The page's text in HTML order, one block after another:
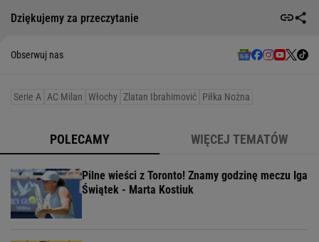
Dziękujemy za przeczytanie
Obserwuj nas
Serie A AC Milan Włochy Zlatan Ibrahimović Piłka Nożna
POLECAMY WIĘCEJ TEMATÓW
Pilne wieści z Toronto! Znamy godzinę meczu Iga
Świątek - Marta Kostiuk